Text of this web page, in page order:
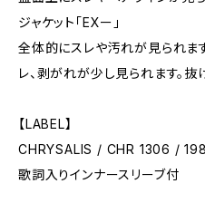
ジャケット「EXー」
全体的にスレや汚れが見られま
レ、剥がれが少し見られます。抜
【LABEL】
CHRYSALIS / CHR 1306 /
歌詞入りインナースリーブ付